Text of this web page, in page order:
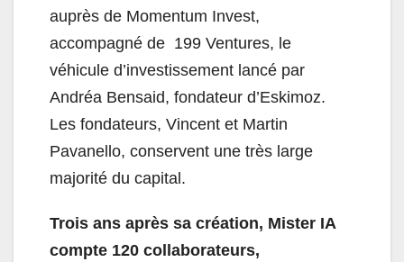
auprès de Momentum Invest,
accompagné de 199 Ventures, le
véhicule d’investissement lancé par
Andréa Bensaid, fondateur d’Eskimoz.
Les fondateurs, Vincent et Martin
Pavanello, conservent une très large
majorité du capital.
Trois ans après sa création, Mister IA
compte 120 collaborateurs,